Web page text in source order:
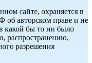
сайте, охраняется в
об авторском праве и не
какой бы то ни было
распространению,
разрешения